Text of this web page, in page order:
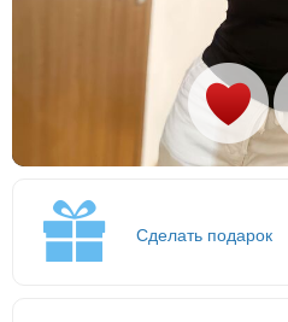
Сделать подарок